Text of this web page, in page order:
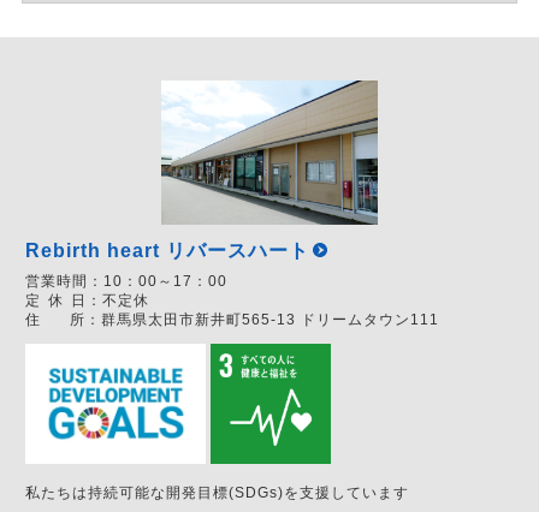
Rebirth heart リバースハート
営業時間： 10：00～17：00
定 休 日： 不定休
住
所： 群馬県太田市新井町565-13 ドリームタウン111
私たちは持続可能な開発目標(SDGs)を支援しています